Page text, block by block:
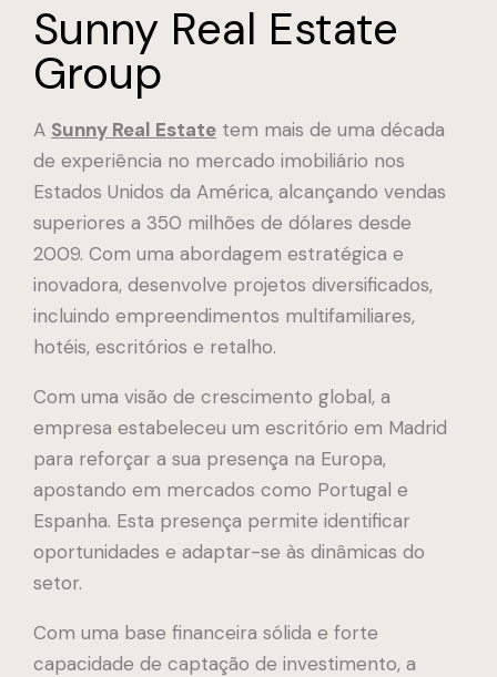
Sunny Real Estate
Group
A Sunny Real Estate tem mais de uma década
de experiência no mercado imobiliário nos
Estados Unidos da América, alcançando vendas
superiores a 350 milhões de dólares desde
2009. Com uma abordagem estratégica e
inovadora, desenvolve projetos diversificados,
incluindo empreendimentos multifamiliares,
hotéis, escritórios e retalho.
Com uma visão de crescimento global, a
empresa estabeleceu um escritório em Madrid
para reforçar a sua presença na Europa,
apostando em mercados como Portugal e
Espanha. Esta presença permite identificar
oportunidades e adaptar-se às dinâmicas do
setor.
Com uma base financeira sólida e forte
capacidade de captação de investimento, a